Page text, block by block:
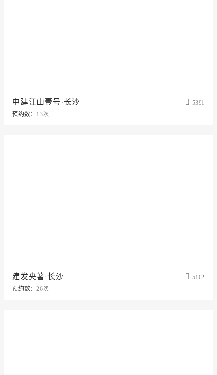
中建江山壹号·长沙
5391
预约数： 13次
建发央著·长沙
5102
预约数：26次